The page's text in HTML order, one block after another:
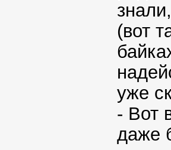
(вот
уже
- Вот
даже